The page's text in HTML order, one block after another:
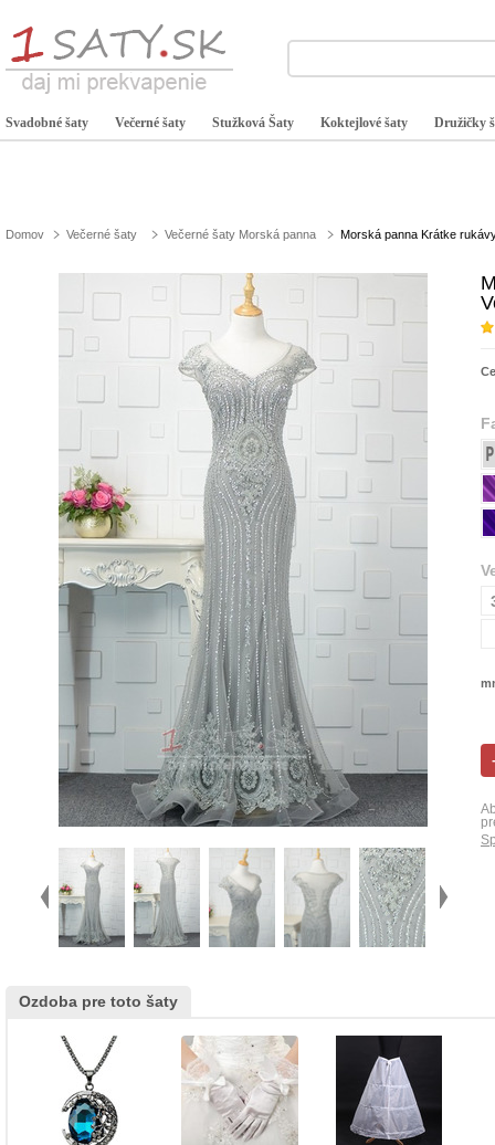
Svadobné šaty Večerné šaty Stužková Šaty Koktejlové šaty Družičky
Domov Večerné šaty Večerné šaty Morská panna Morská panna Krátke
Ozdoba pre toto šaty